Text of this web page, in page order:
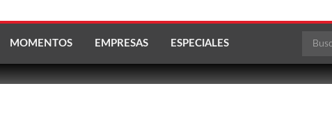
MOMENTOS EMPRESAS ESPECIALES